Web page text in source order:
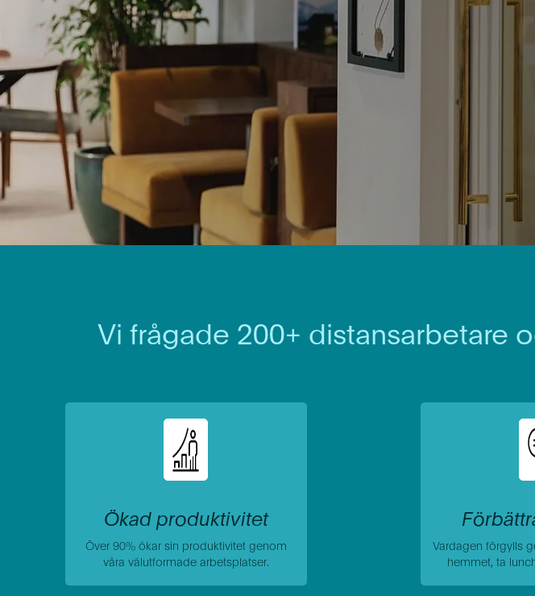
Vi frågade 200+ distansarbetare
Ökad produktivitet
Över 90% ökar sin produktivitet genom
våra välutformade arbetsplatser.
Vardagen förgylls
hemmet, ta